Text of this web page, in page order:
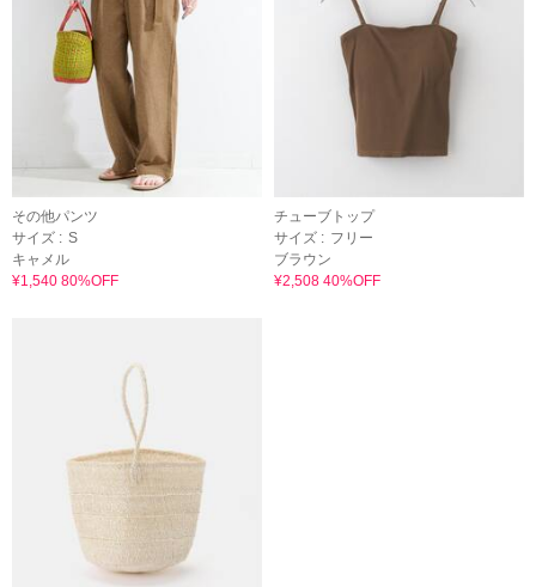
その他パンツ
サイズ : S
キャメル
¥1,540 80%OFF
チューブトップ
サイズ : フリー
ブラウン
¥2,508 40%OFF